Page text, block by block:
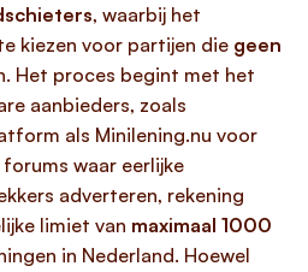
, waarbij het
kiezen voor partijen die geen
Het proces begint met het
aanbieders, zoals
als Minilening.nu voor
waar eerlijke
adverteren, rekening
limiet van maximaal 1000
in Nederland. Hoewel